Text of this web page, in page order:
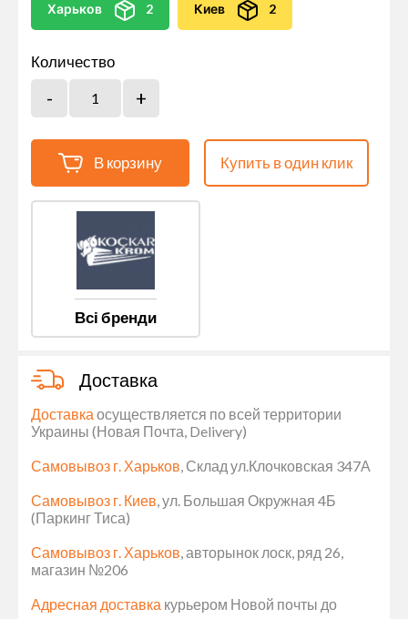
Харьков 2 Киев 2
Количество
В корзину Купить в один клик
Всі бренди
Доставка
Доставка осуществляется по всей территории
Украины (Новая Почта, Delivery)
Самовывоз г. Харьков, Склад ул.Клочковская 347А
Самовывоз г. Киев, ул. Большая Окружная 4Б
(Паркинг Тиса)
Самовывоз г. Харьков, авторынок лоск, ряд 26,
магазин №206
Адресная доставка курьером Новой почты до